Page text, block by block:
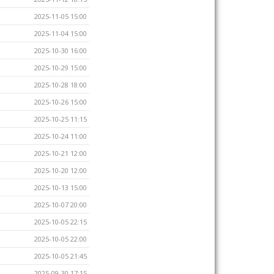
2025-11-05 15:00
2025-11-04 15:00
2025-10-30 16:00
2025-10-29 15:00
2025-10-28 18:00
2025-10-26 15:00
2025-10-25 11:15
2025-10-24 11:00
2025-10-21 12:00
2025-10-20 12:00
2025-10-13 15:00
2025-10-07 20:00
2025-10-05 22:15
2025-10-05 22:00
2025-10-05 21:45